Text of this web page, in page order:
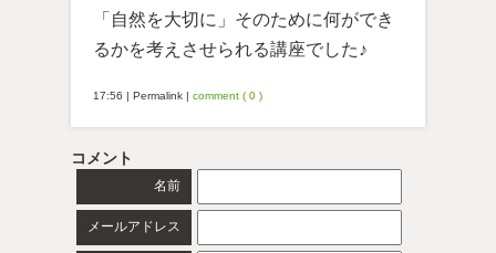
「自然を大切に」そのために何ができ
るかを考えさせられる講座でした♪
17:56 Permalink comment ( 0 )
コメント
名前
メールアドレス